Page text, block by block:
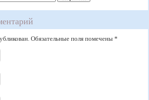
Обязательные поля помечены *